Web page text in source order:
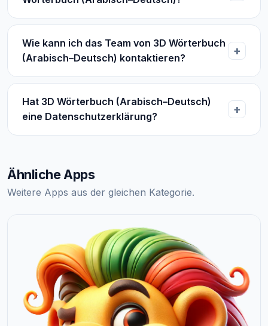
Wie kann ich das Team von 3D Wörterbuch
(Arabisch–Deutsch) kontaktieren?
Hat 3D Wörterbuch (Arabisch–Deutsch)
eine Datenschutzerklärung?
Ähnliche Apps
Weitere Apps aus der gleichen Kategorie.